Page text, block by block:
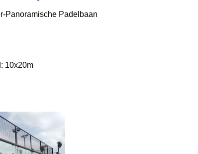
Panoramische Padelbaan
10x20m